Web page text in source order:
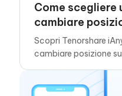
Come scegliere
cambiare
Scopri Tenorshare
cambiare posizione